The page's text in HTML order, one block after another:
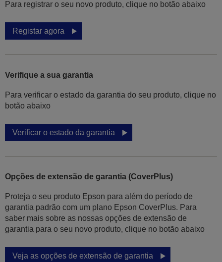
Para registrar o seu novo produto, clique no botão abaixo
Registar agora
Verifique a sua garantia
Para verificar o estado da garantia do seu produto, clique no
botão abaixo
Verificar o estado da garantia
Opções de extensão de garantia (CoverPlus)
Proteja o seu produto Epson para além do período de
garantia padrão com um plano Epson CoverPlus. Para
saber mais sobre as nossas opções de extensão de
garantia para o seu novo produto, clique no botão abaixo
Veja as opções de extensão de garantia